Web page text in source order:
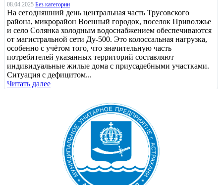
08.04.2025 Без категории
На сегодняшний день центральная часть Трусовского
района, микрорайон Военный городок, поселок Приволжье
и село Солянка холодным водоснабжением обеспечиваются
от магистральной сети Ду-500. Это колоссальная нагрузка,
особенно с учётом того, что значительную часть
потребителей указанных территорий составляют
индивидуальные жилые дома с приусадебными участками.
Ситуация с дефицитом...
Читать далее